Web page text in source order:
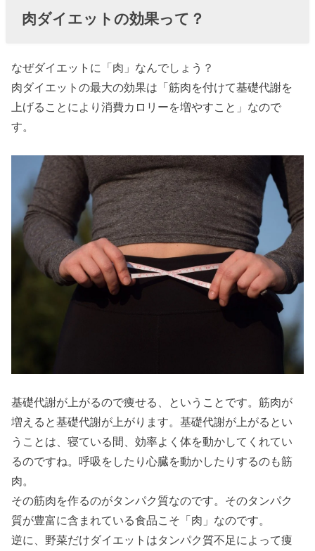
肉ダイエットの効果って？
なぜダイエットに「肉」なんでしょう？
肉ダイエットの最大の効果は「筋肉を付けて基礎代謝を
上げることにより消費カロリーを増やすこと」なので
す。
基礎代謝が上がるので痩せる、ということです。筋肉が
増えると基礎代謝が上がります。基礎代謝が上がるとい
うことは、寝ている間、効率よく体を動かしてくれてい
るのですね。呼吸をしたり心臓を動かしたりするのも筋
肉。
その筋肉を作るのがタンパク質なのです。そのタンパク
質が豊富に含まれている食品こそ「肉」なのです。
逆に、野菜だけダイエットはタンパク質不足によって痩